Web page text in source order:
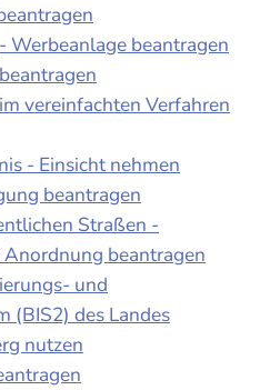
Werbeanlage beantragen
vereinfachten Verfahren
- Einsicht nehmen
beantragen
Straßen -
beantragen
und
(BIS2) des Landes
nutzen